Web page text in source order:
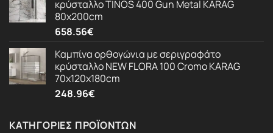
κρύσταλλο TINOS 400 Gun Metal KARAG
80x200cm
658.56€
Καμπίνα ορθογώνια με σεριγραφάτο
κρύσταλλο NEW FLORA 100 Cromo KARAG
70x120x180cm
248.96€
ΚΑΤΗΓΟΡΊΕΣ ΠΡΟΪΌΝΤΩΝ